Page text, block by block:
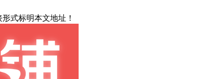
式标明本文地址！